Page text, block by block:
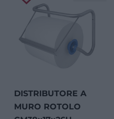
DISTRIBUTORE A
MURO ROTOLO